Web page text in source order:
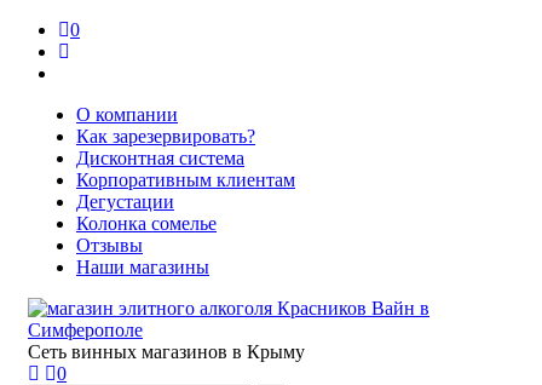
0
О компании
Как зарезервировать?
Дисконтная система
Корпоративным клиентам
Дегустации
Колонка сомелье
Отзывы
Наши магазины
Сеть винных магазинов в Крыму
0